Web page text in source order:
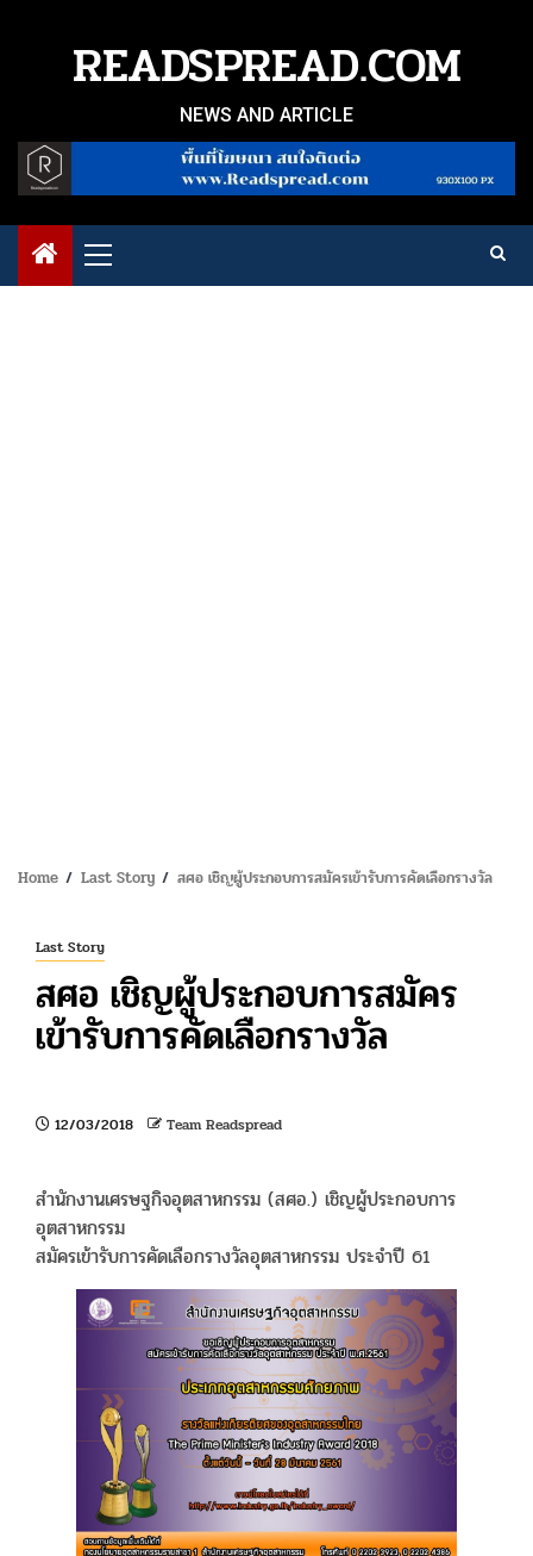
READSPREAD.COM
NEWS AND ARTICLE
Primary
Menu
Home Last Story สศอ เชิญผู้ประกอบการสมัครเข้ารับการคัดเลือกรางวัล
Last Story
สศอ เชิญผู้ประกอบการสมัคร
เข้ารับการคัดเลือกรางวัล
12/03/2018 Team Readspread
สำนักงานเศรษฐกิจอุตสาหกรรม (สศอ.) เชิญผู้ประกอบการ
อุตสาหกรรม
สมัครเข้ารับการคัดเลือกรางวัลอุตสาหกรรม ประจำปี 61